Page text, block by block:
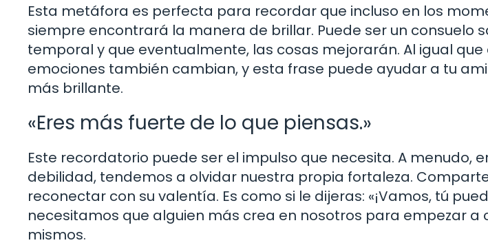
Esta metáfora es perfecta para recordar que incluso en los
siempre encontrará la manera de brillar. Puede ser un consuelo
temporal y que eventualmente, las cosas mejorarán. Al igual que
emociones también cambian, y esta frase puede ayudar a tu
más brillante.
«Eres más fuerte de lo que piensas.»
Este recordatorio puede ser el impulso que necesita. A menudo,
debilidad, tendemos a olvidar nuestra propia fortaleza.
reconectar con su valentía. Es como si le dijeras: «¡Vamos, tú
necesitamos que alguien más crea en nosotros para empezar a
mismos.